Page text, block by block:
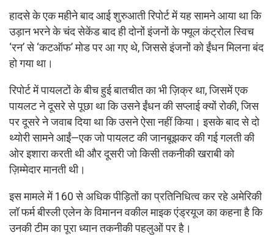
हादसे के एक महीने बाद आई शुरुआती रिपोर्ट में यह सामने आया था कि
उड़ान भरने के चंद सेकेंड बाद ही दोनों इंजनों के फ्यूल कंट्रोल स्विच
‘रन’ से ‘कटऑफ’ मोड पर आ गए थे, जिससे इंजनों को ईंधन मिलना बंद
हो गया था।
रिपोर्ट में पायलटों के बीच हुई बातचीत का भी ज़िक्र था, जिसमें एक
पायलट ने दूसरे से पूछा था कि उसने ईंधन की सप्लाई क्यों रोकी, जिस
पर दूसरे ने जवाब दिया था कि उसने ऐसा नहीं किया। इसके बाद से दो
थ्योरी सामने आईं—एक जो पायलट की जानबूझकर की गई गलती की
ओर इशारा करती थी और दूसरी जो किसी तकनीकी खराबी को
ज़िम्मेदार मानती थी।
इस मामले में 160 से अधिक पीड़ितों का प्रतिनिधित्व कर रहे अमेरिकी
लॉ फर्म बीस्ली एलेन के विमानन वकील माइक एंड्रयूज का कहना है कि
उनकी टीम का पूरा ध्यान तकनीकी पहलुओं पर है।